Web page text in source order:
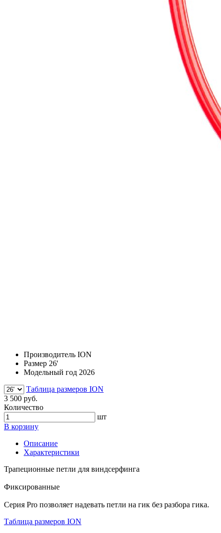
Производитель ION
Размер 26'
Модельный год 2026
Таблица размеров ION
3 500 руб.
Количество
шт
В корзину
Описание
Характеристики
Трапеционные петли для виндсерфинга
Фиксированные
Серия Pro позволяет надевать петли на гик без разбора гика.
Таблица размеров ION